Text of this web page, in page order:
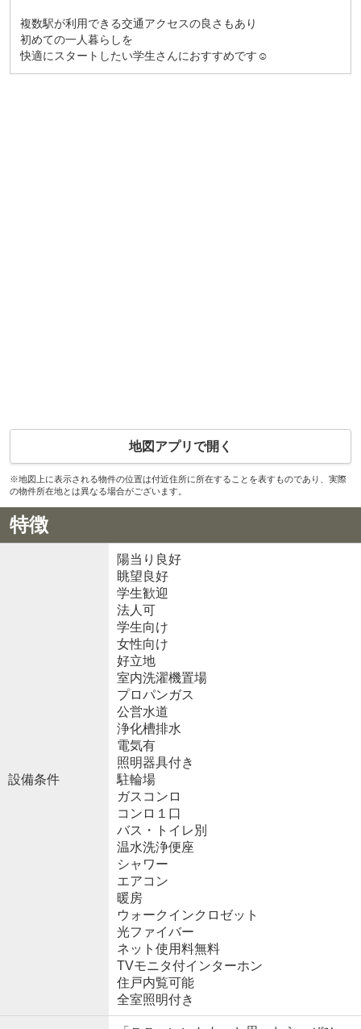
複数駅が利用できる交通アクセスの良さもあり
初めての一人暮らしを
快適にスタートしたい学生さんにおすすめです☺
地図アプリで開く
※地図上に表示される物件の位置は付近住所に所在することを表すものであり、実際
の物件所在地とは異なる場合がございます。
特徴
設備条件
陽当り良好
眺望良好
学生歓迎
法人可
学生向け
女性向け
好立地
室内洗濯機置場
プロパンガス
公営水道
浄化槽排水
電気有
照明器具付き
駐輪場
ガスコンロ
コンロ１口
バス・トイレ別
温水洗浄便座
シャワー
エアコン
暖房
ウォークインクロゼット
光ファイバー
ネット使用料無料
TVモニタ付インターホン
住戸内覧可能
全室照明付き